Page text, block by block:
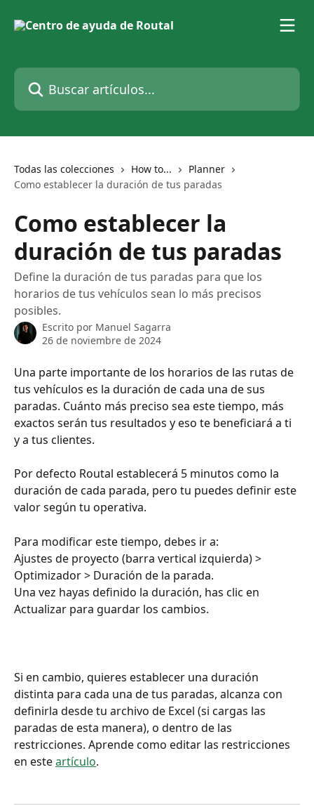
Buscar artículos...
Todas las colecciones How to...
Planner
Como establecer la duración de tus paradas
Como establecer la
duración de tus paradas
Define la duración de tus paradas para que los
horarios de tus vehículos sean lo más precisos
posibles.
Escrito por Manuel Sagarra
26 de noviembre de 2024
Una parte importante de los horarios de las rutas de
tus vehículos es la duración de cada una de sus
paradas. Cuánto más preciso sea este tiempo, más
exactos serán tus resultados y eso te beneficiará a ti
y a tus clientes.
Por defecto Routal establecerá 5 minutos como la
duración de cada parada, pero tu puedes definir este
valor según tu operativa.
Para modificar este tiempo, debes ir a:
Ajustes de proyecto (barra vertical izquierda) >
Optimizador > Duración de la parada.
Una vez hayas definido la duración, has clic en
Actualizar para guardar los cambios.
Si en cambio, quieres establecer una duración
distinta para cada una de tus paradas, alcanza con
definirla desde tu archivo de Excel (si cargas las
paradas de esta manera), o dentro de las
restricciones. Aprende como editar las restricciones
en este artículo.